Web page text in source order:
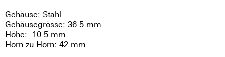
Gehäuse: Stahl
Gehäusegrösse: 36.5 mm
Höhe: 10.5 mm
Horn-zu-Horn: 42 mm